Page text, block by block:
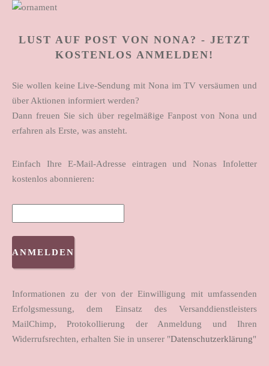
LUST AUF POST VON NONA? - JETZT
KOSTENLOS ANMELDEN!
Sie wollen keine Live-Sendung mit Nona im TV versäumen und
über Aktionen informiert werden?
Dann freuen Sie sich über regelmäßige Fanpost von Nona und
erfahren als Erste, was ansteht.
Einfach Ihre E-Mail-Adresse eintragen und Nonas Infoletter
kostenlos abonnieren:
Informationen zu der von der Einwilligung mit umfassenden
Erfolgsmessung, dem Einsatz des Versanddienstleisters
MailChimp, Protokollierung der Anmeldung und Ihren
Widerrufsrechten, erhalten Sie in unserer "Datenschutzerklärung"